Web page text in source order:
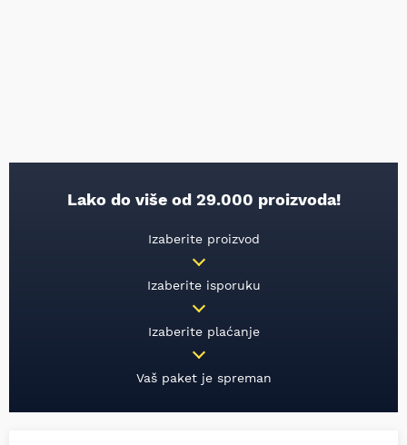
Lako do više od 29.000 proizvoda!
Izaberite proizvod
Izaberite isporuku
Izaberite plaćanje
Vaš paket je spreman